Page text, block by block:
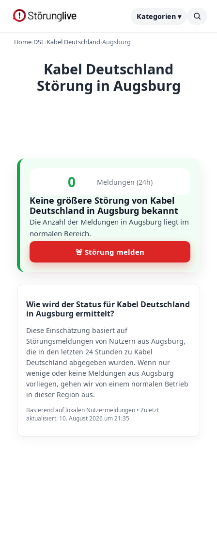
Kategorien ▾
Home›DSL›Kabel Deutschland›Augsburg
Kabel Deutschland
Störung in Augsburg
0 Meldungen (24h)
Keine größere Störung von Kabel
Deutschland in Augsburg bekannt
Die Anzahl der Meldungen in Augsburg liegt im
normalen Bereich.
🚨 Störung melden
Wie wird der Status für Kabel Deutschland
in Augsburg ermittelt?
Diese Einschätzung basiert auf
Störungsmeldungen von Nutzern aus Augsburg,
die in den letzten 24 Stunden zu Kabel
Deutschland abgegeben wurden. Wenn nur
wenige oder keine Meldungen aus Augsburg
vorliegen, gehen wir von einem normalen Betrieb
in dieser Region aus.
Basierend auf lokalen Nutzermeldungen • Zuletzt
aktualisiert: 10. August 2026 um 21:35